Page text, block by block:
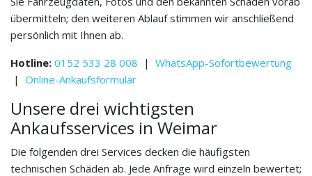
übermitteln; den weiteren Ablauf stimmen wir anschließend
persönlich mit Ihnen ab.
Hotline: 0152 533 28 008 | WhatsApp-Sofortbewertung
| Online-Ankaufsformular
Unsere drei wichtigsten
Ankaufsservices in Weimar
Die folgenden drei Services decken die häufigsten
technischen Schäden ab. Jede Anfrage wird einzeln bewertet;